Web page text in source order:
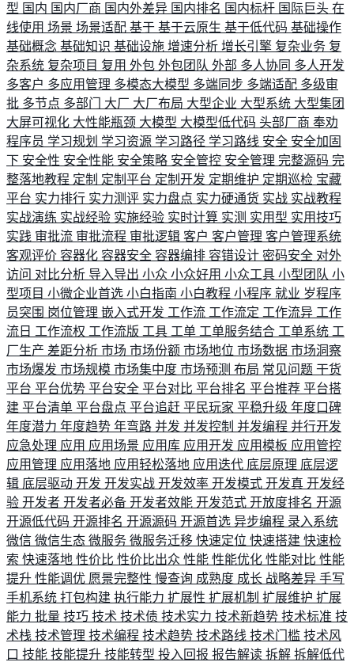
型 国内 国内厂商 国内外差异 国内排名 国内标杆 国际巨头 在
线使用 场景 场景适配 基于 基于云原生 基于低代码 基础操作
基础概念 基础知识 基础设施 增速分析 增长引擎 复杂业务 复
杂系统 复杂项目 复用 外包 外包团队 外部 多人协同 多人开发
多客户 多应用管理 多模态大模型 多端同步 多端适配 多级审
批 多节点 多部门 大厂 大厂布局 大型企业 大型系统 大型集团
大屏可视化 大性能瓶颈 大模型 大模型低代码 头部厂商 奉劝
程序员 学习规划 学习资源 学习路径 学习路线 安全 安全加固
下 安全性 安全性能 安全策略 安全管控 安全管理 完整源码 完
整落地教程 定制 定制平台 定制开发 定期维护 定期巡检 宝藏
平台 实力排行 实力测评 实力盘点 实力硬通货 实战 实战教程
实战演练 实战经验 实施经验 实时计算 实测 实用型 实用技巧
实践 审批流 审批流程 审批逻辑 客户 客户管理 客户管理系统
客观评价 容器化 容器安全 容器编排 容错设计 密码安全 对外
访问 对比分析 导入导出 小众 小众好用 小众工具 小型团队 小
型项目 小微企业首选 小白指南 小白教程 小程序 就业 岁程序
员突围 岗位管理 嵌入式开发 工作流 工作流定 工作流异 工作
流日 工作流权 工作流版 工具 工单 工单服务结合 工单系统 工
厂生产 差距分析 市场 市场份额 市场地位 市场数据 市场洞察
市场爆发 市场规模 市场集中度 市场预测 布局 常见问题 干货
平台 平台优势 平台安全 平台对比 平台排名 平台推荐 平台搭
建 平台清单 平台盘点 平台追赶 平民玩家 平稳升级 年度口碑
年度潜力 年度趋势 年弯路 并发 并发控制 并发编程 并行开发
应急处理 应用 应用场景 应用库 应用开发 应用模板 应用管控
应用管理 应用落地 应用轻松落地 应用迭代 底层原理 底层逻
辑 底层驱动 开发 开发实战 开发效率 开发模式 开发真 开发经
验 开发者 开发者必备 开发者效能 开发范式 开放度排名 开源
开源低代码 开源排名 开源源码 开源首选 异步编程 录入系统
微信 微信生态 微服务 微服务迁移 快速定位 快速搭建 快速检
索 快速落地 性价比 性价比出众 性能 性能优化 性能对比 性能
提升 性能调优 愿景完整性 慢查询 成熟度 成长 战略差异 手写
手机系统 打包构建 执行能力 扩展性 扩展机制 扩展维护 扩展
能力 批量 技巧 技术 技术债 技术实力 技术新趋势 技术标准 技
术栈 技术管理 技术编程 技术趋势 技术路线 技术门槛 技术风
口 技能 技能提升 技能转型 投入回报 报告解读 拆解 拆解低代